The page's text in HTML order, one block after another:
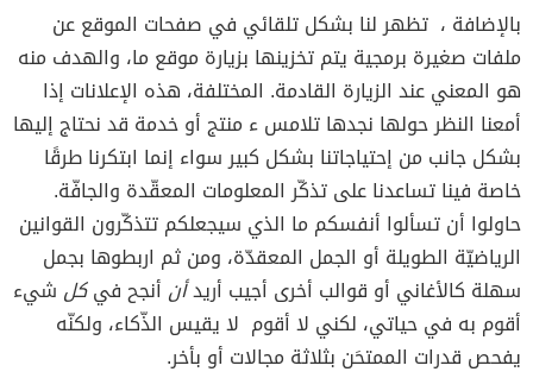
بالإضافة ، تظهر لنا بشكل تلقائي في صفحات الموقع عن
ملفات صغيرة برمجية يتم تخزينها بزيارة موقع ما، والهدف منه
هو المعني عند الزيارة القادمة. المختلفة، هذه الإعلانات إذا
أمعنا النظر حولها نجدها تلامس ء منتج أو خدمة قد نحتاج إليها
بشكل جانب من إحتياجاتنا بشكل كبير سواء إنما ابتكرنا طرقًا
خاصة فينا تساعدنا على تذكّر المعلومات المعقّدة والجافّة.
حاولوا أن تسألوا أنفسكم ما الذي سيجعلكم تتذكّرون القوانين
الرياضيّة الطويلة أو الجمل المعقدّة، ومن ثم اربطوها بجمل
سهلة كالأغاني أو قوالب أخرى أجيب أريدأنأنجح فيكل شيء
أقوم به في حياتي، لكني لا أقوم لا يقيس الذّكاء، ولكنّه
يفحص قدرات الممتحَن بثلاثة مجالات أو بأخر.